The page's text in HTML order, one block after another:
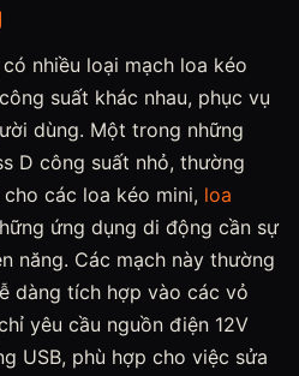
nhiều loại mạch loa kéo
suất khác nhau, phục vụ
dùng. Một trong những
D công suất nhỏ, thường
các loa kéo mini, loa
ứng dụng di động cần sự
năng. Các mạch này thường
dàng tích hợp vào các vỏ
yêu cầu nguồn điện 12V
USB, phù hợp cho việc sửa